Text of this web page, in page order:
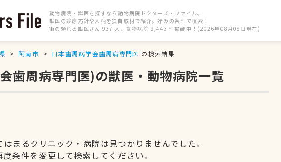
動物病院・獣医を探すなら動物病院ドクターズ・ファイル。
獣医の診療方針や人柄を独自取材で紹介。好みの条件で検索！
街の頼れる獣医さん 937 人、動物病院 9,443 件掲載中！(2026年08月08日現在)
阿南市 日本歯周病学会歯周病専門医 の検索結果
歯周病専門医)の獣医・動物病院一覧
まるクリニック・病院は見つかりませんでした。
度条件を変更して検索してください。